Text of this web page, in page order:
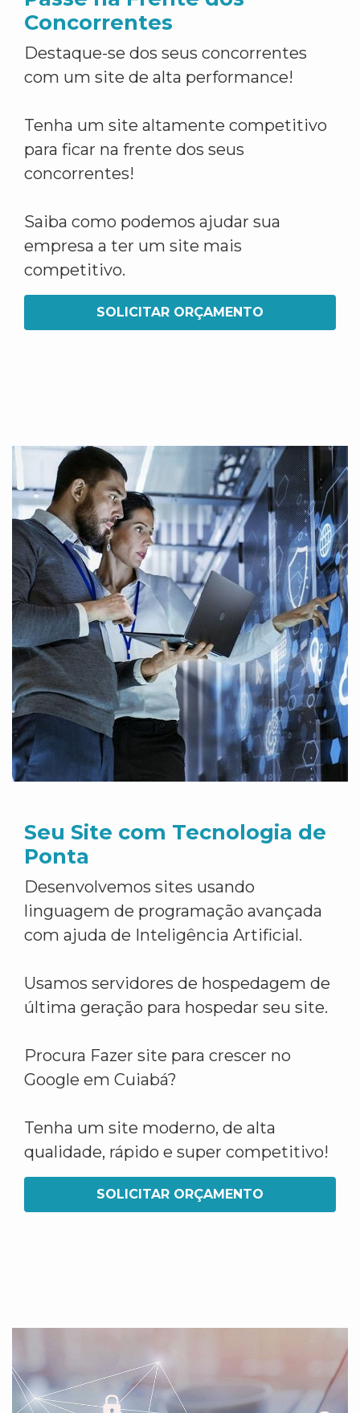
Concorrentes
Destaque-se dos seus concorrentes
com um site de alta performance!
Tenha um site altamente competitivo
para ficar na frente dos seus
concorrentes!
Saiba como podemos ajudar sua
empresa a ter um site mais
competitivo.
SOLICITAR ORÇAMENTO
Seu Site com Tecnologia de
Ponta
Desenvolvemos sites usando
linguagem de programação avançada
com ajuda de Inteligência Artificial.
Usamos servidores de hospedagem de
última geração para hospedar seu site.
Procura Fazer site para crescer no
Google em Cuiabá?
Tenha um site moderno, de alta
qualidade, rápido e super competitivo!
SOLICITAR ORÇAMENTO